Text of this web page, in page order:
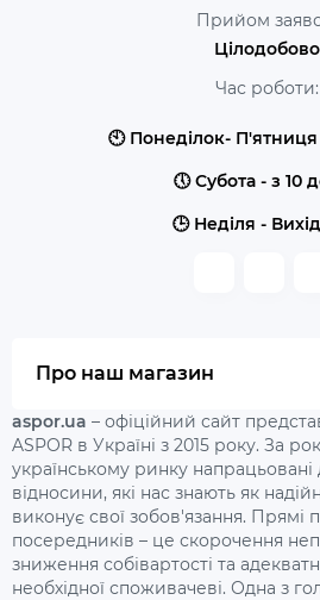
Прийом
Цілодобово
Час роботи:
🕙 Понеділок- П'ятниця
🕔 Субота - з 10
🕒 Неділя -
Про наш магазин
aspor.ua – офіційний сайт
ASPOR в Україні з 2015 року. За
українському ринку напрацьовані
відносини, які нас знають як
виконує свої зобов'язання. Прямі
посередників – це скорочення
зниження собівартості та
необхідної споживачеві. Одна з